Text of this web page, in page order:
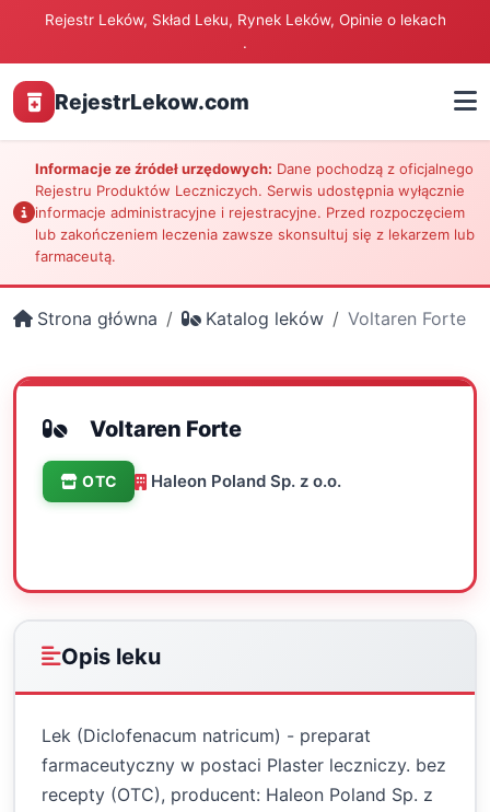
Rejestr Leków, Skład Leku, Rynek Leków, Opinie o lekach
.
RejestrLekow.com
Informacje ze źródeł urzędowych: Dane pochodzą z oficjalnego
Rejestru Produktów Leczniczych. Serwis udostępnia wyłącznie
informacje administracyjne i rejestracyjne. Przed rozpoczęciem
lub zakończeniem leczenia zawsze skonsultuj się z lekarzem lub
farmaceutą.
Strona główna Katalog leków Voltaren Forte
Voltaren Forte
OTC Haleon Poland Sp. z o.o.
Opis leku
Lek (Diclofenacum natricum) - preparat
farmaceutyczny w postaci Plaster leczniczy. bez
recepty (OTC), producent: Haleon Poland Sp. z